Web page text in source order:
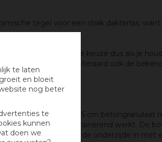
te laten
en bloeit
nog beter
te
kunnen
doen we
tegel voor een strak dakterras,
design. Een perfecte keuze dus als je
van 2 cm. En bezit uiteraard ook de
van circa 15 cm betongranulaat
voldoende drainerend werkt. De
je de tegels aan de onderzijde in met